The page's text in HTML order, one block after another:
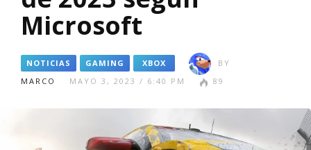
Microsoft
NOTICIAS GAMING XBOX
BY
MARCO
MAYO 3, 2023 / 6:40 PM 89